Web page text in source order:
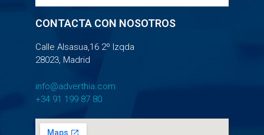
CONTACTA CON NOSOTROS
Calle Alsasua,16 2º Izqda
28023, Madrid
info@adverthia.com
+34 91 199 87 80